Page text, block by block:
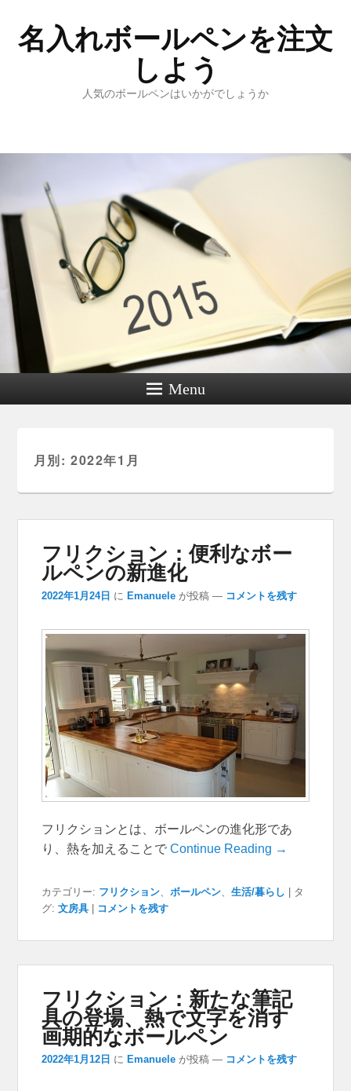
名入れボールペンを注文
しよう
人気のボールペンはいかがでしょうか
Menu
月別: 2022年1月
フリクション：便利なボー
ルペンの新進化
2022年1月24日 に Emanuele が投稿 — コメントを残す
フリクションとは、ボールペンの進化形であ
り、熱を加えることでContinue Reading →
カテゴリー: フリクション ボールペン 、生活/暮らし | タ
グ: 文房具 | コメントを残す
フリクション：新たな筆記
具の登場、熱で文字を消す
画期的なボールペン
2022年1月12日 に Emanuele が投稿 — コメントを残す